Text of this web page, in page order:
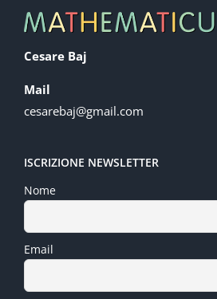
Cesare Baj
Mail
cesarebaj@gmail.com
ISCRIZIONE NEWSLETTER
Nome
Email